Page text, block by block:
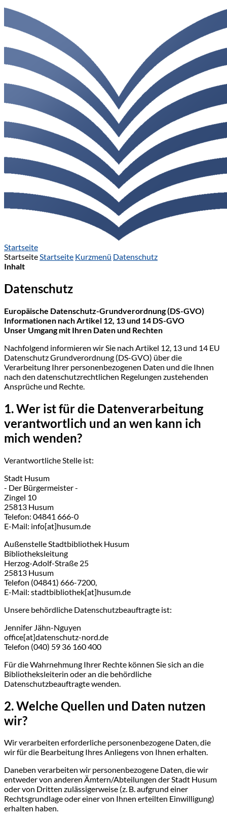
Startseite
StartseiteStartseite Kurzmenü Datenschutz
Inhalt
Datenschutz
Europäische Datenschutz-Grundverordnung (DS-GVO)
Informationen nach Artikel 12, 13 und 14 DS-GVO
Unser Umgang mit Ihren Daten und Rechten
Nachfolgend informieren wir Sie nach Artikel 12, 13 und 14 EU
Datenschutz Grundverordnung (DS-GVO) über die
Verarbeitung Ihrer personenbezogenen Daten und die Ihnen
nach den datenschutzrechtlichen Regelungen zustehenden
Ansprüche und Rechte.
1. Wer ist für die Datenverarbeitung
verantwortlich und an wen kann ich
mich wenden?
Verantwortliche Stelle ist:
Stadt Husum
- Der Bürgermeister -
Zingel 10
25813 Husum
Telefon: 04841 666-0
E-Mail: info[at]husum.de
Außenstelle Stadtbibliothek Husum
Bibliotheksleitung
Herzog-Adolf-Straße 25
25813 Husum
Telefon (04841) 666-7200,
E-Mail: stadtbibliothek[at]husum.de
Unsere behördliche Datenschutzbeauftragte ist:
Jennifer Jähn-Nguyen
office[at]datenschutz-nord.de
Telefon (040) 59 36 160 400
Für die Wahrnehmung Ihrer Rechte können Sie sich an die
Bibliotheksleiterin oder an die behördliche
Datenschutzbeauftragte wenden.
2. Welche Quellen und Daten nutzen
wir?
Wir verarbeiten erforderliche personenbezogene Daten, die
wir für die Bearbeitung Ihres Anliegens von Ihnen erhalten.
Daneben verarbeiten wir personenbezogene Daten, die wir
entweder von anderen Ämtern/Abteilungen der Stadt Husum
oder von Dritten zulässigerweise (z. B. aufgrund einer
Rechtsgrundlage oder einer von Ihnen erteilten Einwilligung)
erhalten haben.